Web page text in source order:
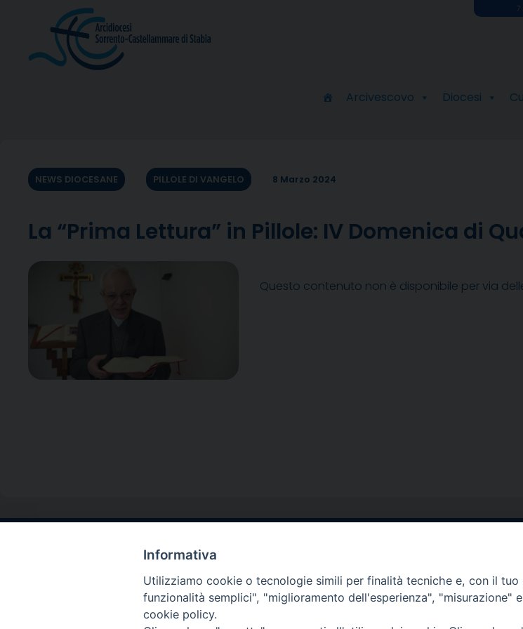
Arcivescovo Diocesi
NEWS DIOCESANE PILLOLE DI VANGELO 8 Marzo 2024
La “Prima Lettura” in Pillole: IV Domenica di
Questo contenuto non è disponibile per via
Contatti sede legale Sorrento
Via Santa Maria della Pietà, 44 – 80067
Sorrento (NA)
tel. 0818781244
Vico
di
Informativa
Utilizziamo cookie o tecnologie simili per finalità tecniche e, con il
funzionalità semplici", "miglioramento dell'esperienza",
cookie policy.